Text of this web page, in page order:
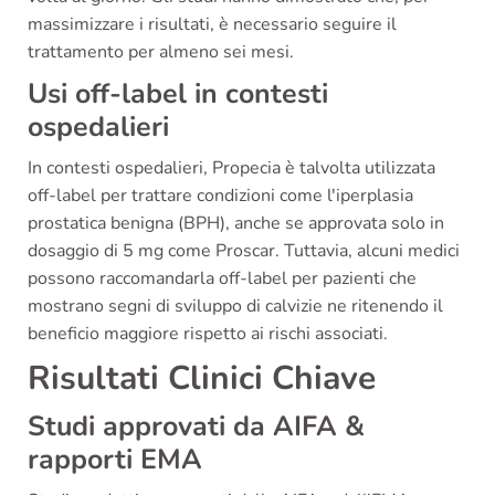
massimizzare i risultati, è necessario seguire il
trattamento per almeno sei mesi.
Usi off-label in contesti
ospedalieri
In contesti ospedalieri, Propecia è talvolta utilizzata
off-label per trattare condizioni come l'iperplasia
prostatica benigna (BPH), anche se approvata solo in
dosaggio di 5 mg come Proscar. Tuttavia, alcuni medici
possono raccomandarla off-label per pazienti che
mostrano segni di sviluppo di calvizie ne ritenendo il
beneficio maggiore rispetto ai rischi associati.
Risultati Clinici Chiave
Studi approvati da AIFA &
rapporti EMA